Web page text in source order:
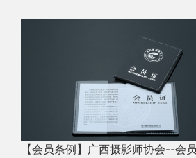
【会员条例】广西摄影师协会--会